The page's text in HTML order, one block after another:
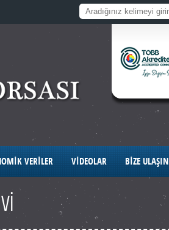
VERİLER VİDEOLAR BİZE ULAŞIN